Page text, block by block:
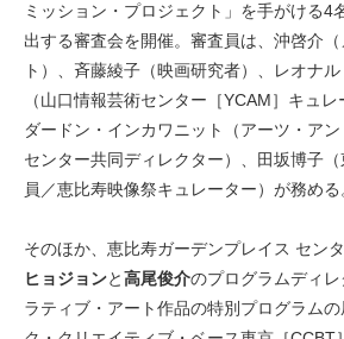
ミッション・プロジェクト」を手がける4
出する審査会を開催。審査員は、沖啓介
ト）、斉藤綾子（映画研究者）、レオナ
（山口情報芸術センター［YCAM］キュ
ダードン・インカワニット（アーツ・ア
センター共同ディレクター）、田坂博子
員／恵比寿映像祭キュレーター）が務める
そのほか、恵比寿ガーデンプレイス センタ
ヒョジョンと高尾俊介のプログラムディ
ラティブ・アート作品の特別プログラム